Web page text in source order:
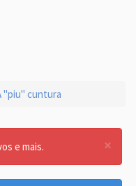
"piu" cuntura
×
e mais.